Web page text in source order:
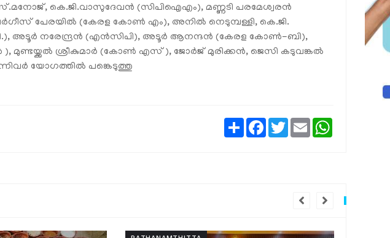
കെ.ജി.വാസുദേവന്‍ (സിപിഐഎം), മണ്ണടി പരമേശ്വരന്‍
പേരയില്‍ (കേരള കോണ്‍ എം), അനില്‍ നെടുമ്പള്ളി, കെ.ജി.
അടൂര്‍ നരേന്ദ്രന്‍ (എന്‍സിപി), അടൂര്‍ ആനന്ദന്‍ (കേരള കോണ്‍-ബി),
മുണ്ടയ്ക്കല്‍ ശ്രീകുമാര്‍ (കോണ്‍ എസ്), ജോര്‍ജ് മുരിക്കന്‍, ജെസി കടുവങ്കല്‍
യോഗത്തില്‍ പങ്കെടുത്തു
ShareFacebook
TwitterEmail